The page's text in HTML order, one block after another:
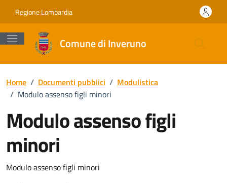
Regione Lombardia
Comune di Inveruno
Home / Documenti pubblici / Modulistica
/ Modulo assenso figli minori
Modulo assenso figli
minori
Dettagli del documento
Modulo assenso figli minori